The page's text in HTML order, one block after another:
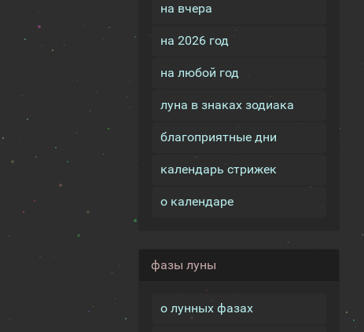
на вчера
на 2026 год
на любой год
луна в знаках зодиака
благоприятные дни
календарь стрижек
о календаре
фазы луны
о лунных фазах